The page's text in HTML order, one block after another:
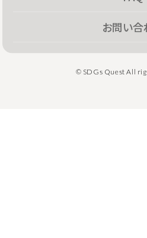
お問い合
© SDGs Quest All